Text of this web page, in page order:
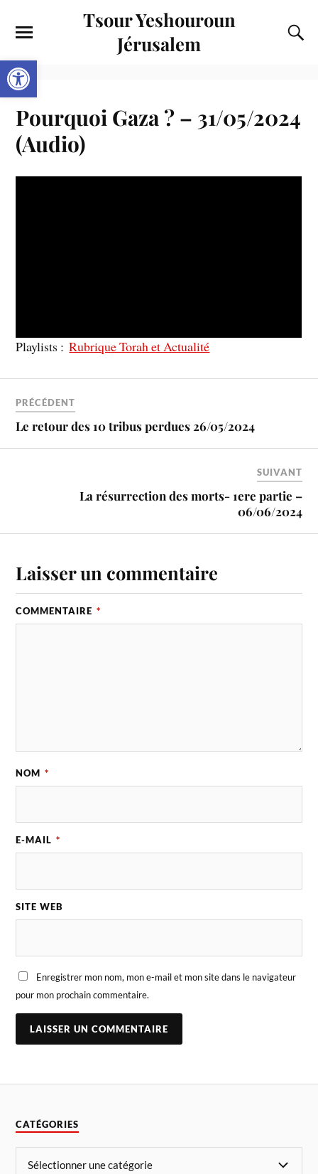
Ouvrir la barre d’outils
Tsour Yeshouroun
Jérusalem
Pourquoi Gaza ? – 31/05/2024
(Audio)
Playlists : Rubrique Torah et Actualité
PRÉCÉDENT
Le retour des 10 tribus perdues 26/05/2024
SUIVANT
La résurrection des morts- 1ere partie –
06/06/2024
Laisser un commentaire
COMMENTAIRE *
NOM *
E-MAIL *
SITE WEB
Enregistrer mon nom, mon e-mail et mon site dans le navigateur
pour mon prochain commentaire.
CATÉGORIES